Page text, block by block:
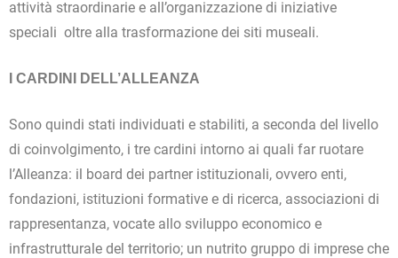
attività straordinarie e all’organizzazione di iniziative
speciali oltre alla trasformazione dei siti museali.
I CARDINI DELL’ALLEANZA
Sono quindi stati individuati e stabiliti, a seconda del livello
di coinvolgimento, i tre cardini intorno ai quali far ruotare
l’Alleanza: il board dei partner istituzionali, ovvero enti,
fondazioni, istituzioni formative e di ricerca, associazioni di
rappresentanza, vocate allo sviluppo economico e
infrastrutturale del territorio; un nutrito gruppo di imprese che